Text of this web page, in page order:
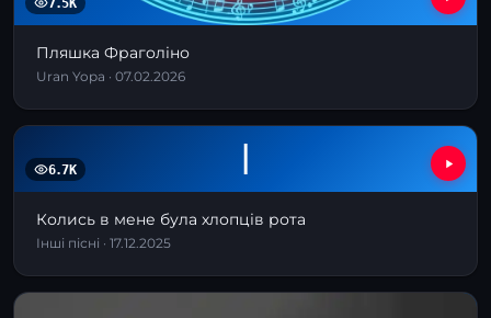
Пляшка Фраголіно
Uran Yopa · 07.02.2026
І
6.7K
Колись в мене була хлопців рота
Інші пісні · 17.12.2025